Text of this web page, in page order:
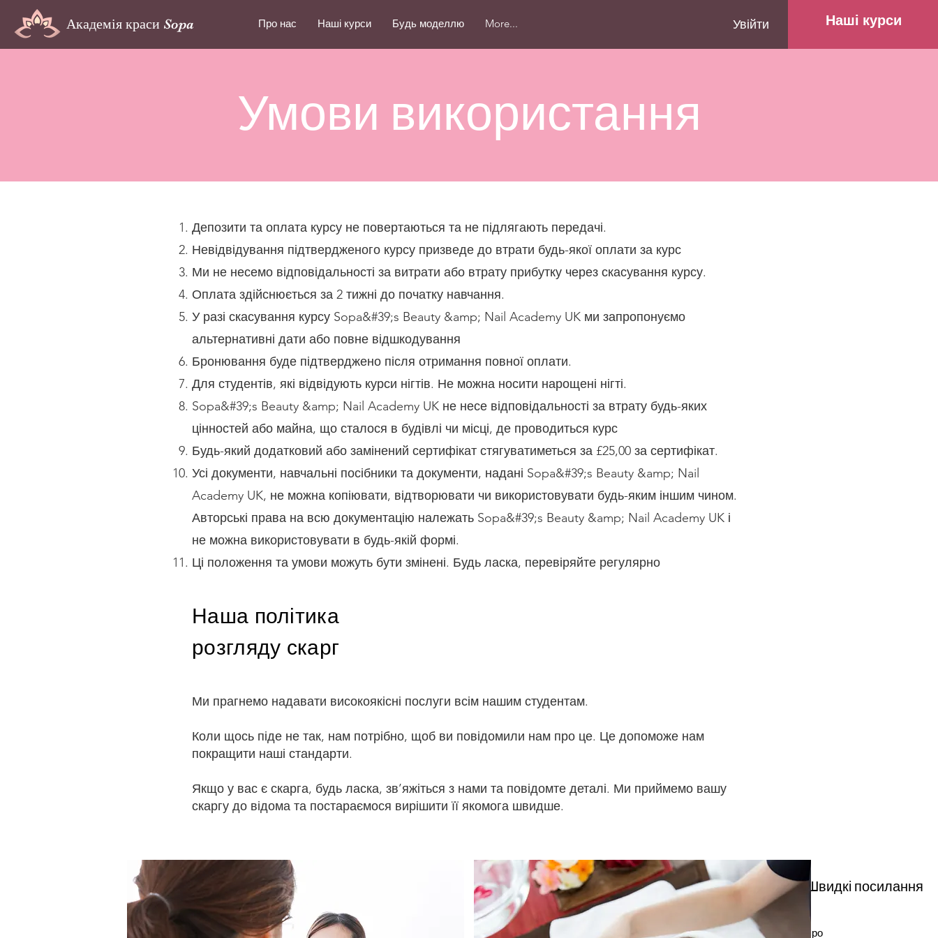
Академія краси Sopa Про нас Наші курси Будь моделлю More... Увійти Наші курси
Умови використання
Депозити та оплата курсу не повертаються та не підлягають передачі.
Невідвідування підтвердженого курсу призведе до втрати будь-якої оплати за курс
Ми не несемо відповідальності за витрати або втрату прибутку через скасування курсу.
Оплата здійснюється за 2 тижні до початку навчання.
У разі скасування курсу Sopa&#39;s Beauty &amp; Nail Academy UK ми запропонуємо
альтернативні дати або повне відшкодування
Бронювання буде підтверджено після отримання повної оплати.
Для студентів, які відвідують курси нігтів. Не можна носити нарощені нігті.
Sopa&#39;s Beauty &amp; Nail Academy UK не несе відповідальності за втрату будь-яких
цінностей або майна, що сталося в будівлі чи місці, де проводиться курс
Будь-який додатковий або замінений сертифікат стягуватиметься за £25,00 за сертифікат.
Усі документи, навчальні посібники та документи, надані Sopa&#39;s Beauty &amp; Nail
Academy UK, не можна копіювати, відтворювати чи використовувати будь-яким іншим чином.
Авторські права на всю документацію належать Sopa&#39;s Beauty &amp; Nail Academy UK і
не можна використовувати в будь-якій формі.
Ці положення та умови можуть бути змінені. Будь ласка, перевіряйте регулярно
Наша політика
розгляду скарг
Ми прагнемо надавати високоякісні послуги всім нашим студентам.
Коли щось піде не так, нам потрібно, щоб ви повідомили нам про це. Це допоможе нам
покращити наші стандарти.
Якщо у вас є скарга, будь ласка, зв’яжіться з нами та повідомте деталі. Ми приймемо вашу
скаргу до відома та постараємося вирішити її якомога швидше.
Швидкі посилання
про